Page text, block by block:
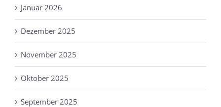
Januar 2026
Dezember 2025
November 2025
Oktober 2025
September 2025